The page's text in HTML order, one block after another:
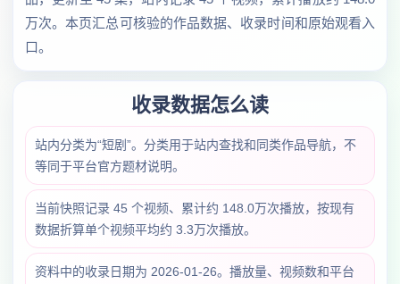
万次。本页汇总可核验的作品数据、收录时间和原始观看入
口。
收录数据怎么读
站内分类为“短剧”。分类用于站内查找和同类作品导航，不
等同于平台官方题材说明。
当前快照记录 45 个视频、累计约 148.0万次播放，按现有
数据折算单个视频平均约 3.3万次播放。
资料中的收录日期为 2026-01-26。播放量、视频数和平台